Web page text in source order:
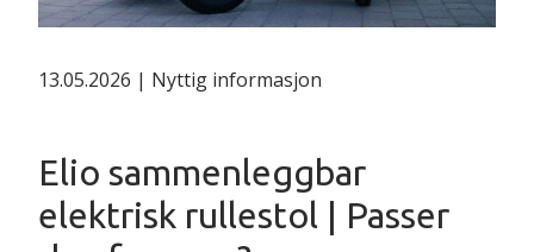
13.05.2026 | Nyttig informasjon
Elio sammenleggbar
elektrisk rullestol | Passer